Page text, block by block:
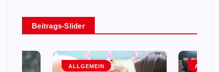
Beitrags-Slider
ALLGEMEIN